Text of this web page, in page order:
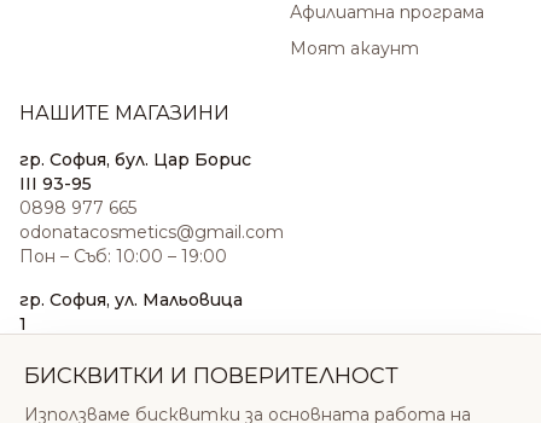
Афилиатна програма
Моят акаунт
НАШИТЕ МАГАЗИНИ
гр. София, бул. Цар Борис
III 93-95
0898 977 665
odonatacosmetics@gmail.com
Пон – Съб: 10:00 – 19:00
гр. София, ул. Мальовица
1
sales@odonatacosmetics.com
БИСКВИТКИ И ПОВЕРИТЕЛНОСТ
Използваме бисквитки за основната работа на